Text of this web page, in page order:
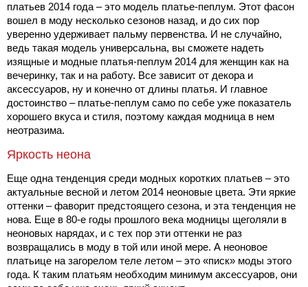
платьев 2014 года – это модель платье-пеплум. Этот фасон
вошел в моду несколько сезонов назад, и до сих пор
уверенно удерживает пальму первенства. И не случайно,
ведь такая модель универсальна, вы сможете надеть
изящные и модные платья-пеплум 2014 для женщин как на
вечеринку, так и на работу. Все зависит от декора и
аксессуаров, ну и конечно от длины платья. И главное
достоинство – платье-пеплум само по себе уже показатель
хорошего вкуса и стиля, поэтому каждая модница в нем
неотразима.
Яркость неона
Еще одна тенденция среди модных коротких платьев – это
актуальные весной и летом 2014 неоновые цвета. Эти яркие
оттенки – фаворит предстоящего сезона, и эта тенденция не
нова. Еще в 80-е годы прошлого века модницы щеголяли в
неоновых нарядах, и с тех пор эти оттенки не раз
возвращались в моду в той или иной мере. А неоновое
платьице на загорелом теле летом – это «писк» моды этого
года. К таким платьям необходим минимум аксессуаров, они